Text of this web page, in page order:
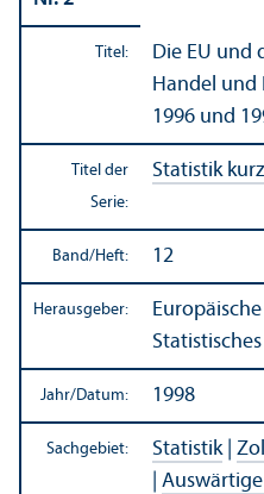
Titel:
Die EU und
Handel und
1996 und
Titel der
Serie:
Statistik
Band/Heft: 12
Herausgeber:
Jahr/Datum: 1998
Sachgebiet: Statistik|